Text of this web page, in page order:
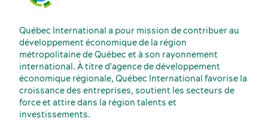
Québec International a pour mission de contribuer au
développement économique de la région
métropolitaine de Québec et à son rayonnement
international. À titre d'agence de développement
économique régionale, Québec International favorise la
croissance des entreprises, soutient les secteurs de
force et attire dans la région talents et
investissements.